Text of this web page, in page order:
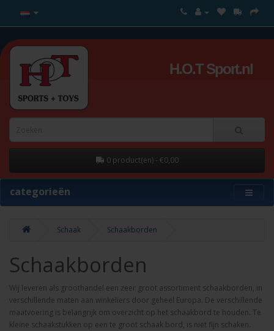
H.O.T Sport.nl
0 product(en) - €0,00
categorieën
Schaak Schaakborden
Schaakborden
Wij leveren als groothandel een zeer groot assortiment schaakborden, in
verschillende maten aan winkeliers door geheel Europa. De verschillende
maatvoering is belangrijk om overzicht op het schaakbord te houden. Te
kleine schaakstukken op een te groot schaak bord, is niet fijn schaken.